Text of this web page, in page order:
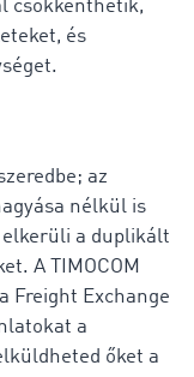
csökkenthetik,
és
az
nélkül is
a duplikált
A TIMOCOM
Freight Exchange
a
őket a